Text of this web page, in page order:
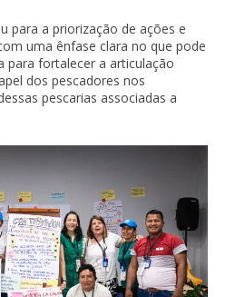
para a priorização de ações e
uma ênfase clara no que pode
fortalecer a articulação
dos pescadores nos
pescarias associadas a